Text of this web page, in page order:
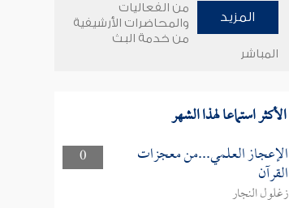
المزيد
من الفعاليات
والمحاضرات الأرشيفية
من خدمة البث
المباشر
الأكثر استماعا لهذا الشهر
0 الإعجاز العلمي...من معجزات
القرآن
زغلول النجار